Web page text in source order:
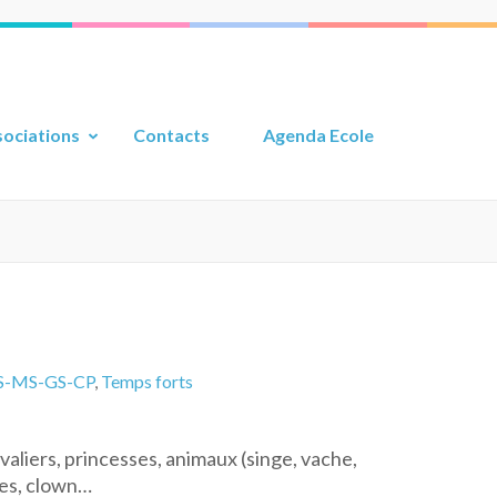
Contacts Agenda Ecole
MS-GS-CP, Temps forts
princesses, animaux (singe, vache,
clown…